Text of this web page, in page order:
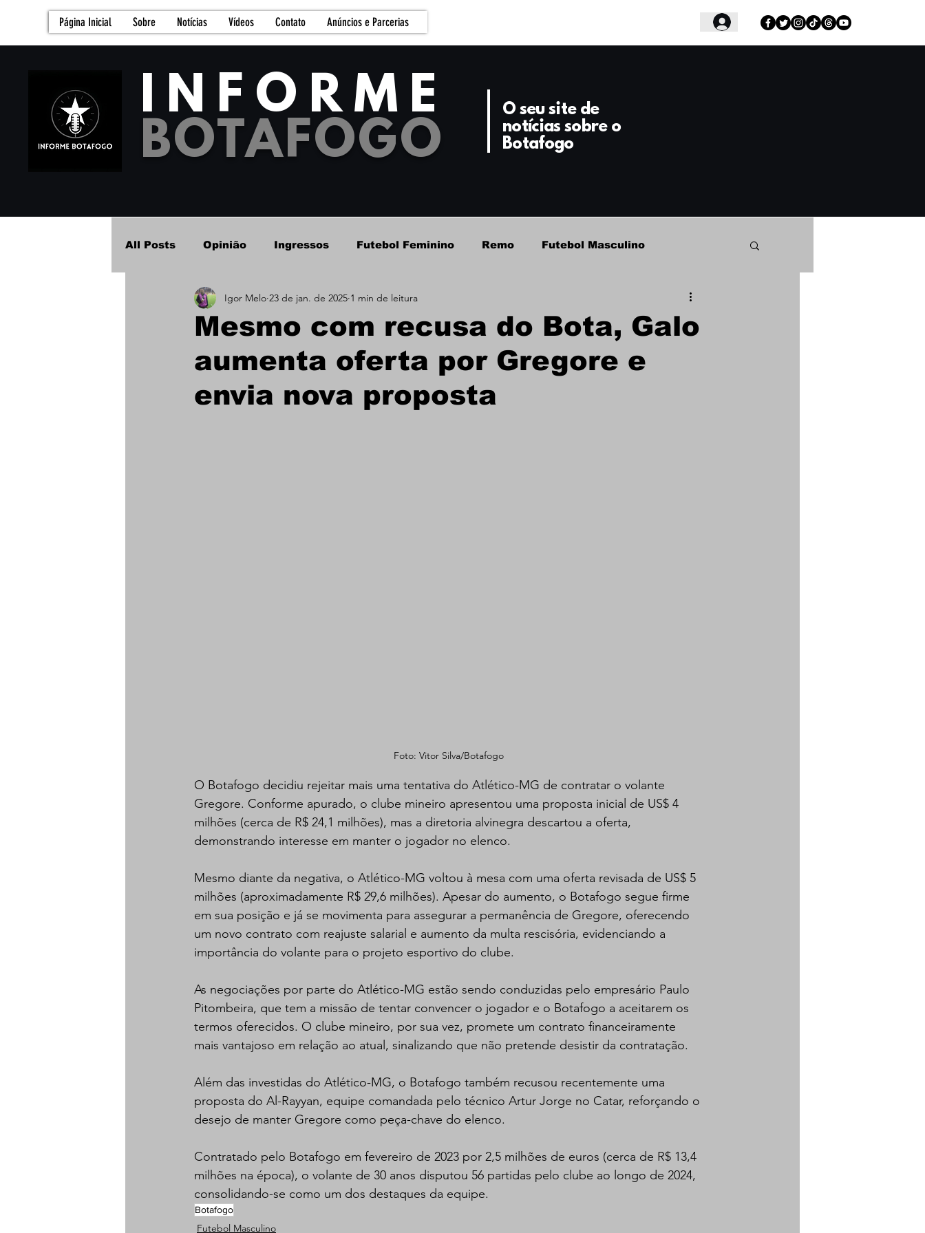
Página Inicial Sobre Notícias Vídeos Contato Anúncios e Parcerias Login
INFORME
BOTAFOGO
O seu site de
notícias sobre o
Botafogo
All Posts Opinião Ingressos Futebol Feminino Remo Futebol Masculino
Futebol Feminino - Base Futebol Masculino - Base Botafogo Samba Clube
Futebol Feminino
Mesmo com recusa do Bota, Galo
aumenta oferta por Gregore e
envia nova proposta
Igor Melo 23 de jan. de 2025 1 min de leitura
Foto: Vitor Silva/Botafogo
O Botafogo decidiu rejeitar mais uma tentativa do Atlético-MG de contratar o volante
Gregore. Conforme apurado, o clube mineiro apresentou uma proposta inicial de US$ 4
milhões (cerca de R$ 24,1 milhões), mas a diretoria alvinegra descartou a oferta,
demonstrando interesse em manter o jogador no elenco.
Mesmo diante da negativa, o Atlético-MG voltou à mesa com uma oferta revisada de US$ 5
milhões (aproximadamente R$ 29,6 milhões). Apesar do aumento, o Botafogo segue firme
em sua posição e já se movimenta para assegurar a permanência de Gregore, oferecendo
um novo contrato com reajuste salarial e aumento da multa rescisória, evidenciando a
importância do volante para o projeto esportivo do clube.
As negociações por parte do Atlético-MG estão sendo conduzidas pelo empresário Paulo
Pitombeira, que tem a missão de tentar convencer o jogador e o Botafogo a aceitarem os
termos oferecidos. O clube mineiro, por sua vez, promete um contrato financeiramente
mais vantajoso em relação ao atual, sinalizando que não pretende desistir da contratação.
Além das investidas do Atlético-MG, o Botafogo também recusou recentemente uma
proposta do Al-Rayyan, equipe comandada pelo técnico Artur Jorge no Catar, reforçando o
desejo de manter Gregore como peça-chave do elenco.
Contratado pelo Botafogo em fevereiro de 2023 por 2,5 milhões de euros (cerca de R$ 13,4
milhões na época), o volante de 30 anos disputou 56 partidas pelo clube ao longo de 2024,
consolidando-se como um dos destaques da equipe.
Botafogo
Futebol Masculino